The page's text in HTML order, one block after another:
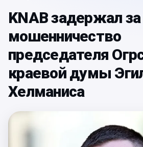
KNAB задержал за
мошенничество
председателя
краевой думы
Хелманиса